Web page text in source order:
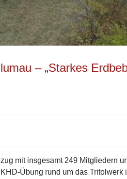
– „Starkes
mit insgesamt 249 Mitgliedern
Übung rund um das